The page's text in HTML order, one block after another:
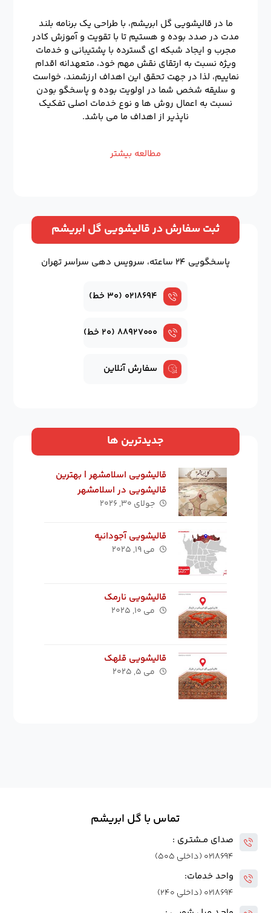
ما در قالیشویی گل ابریشم، با طراحی یک برنامه بلند
مدت در صدد بوده و هستیم تا با تقویت و آموزش کادر
مجرب و ایجاد شبکه ای گسترده با پشتیبانی و خدمات
ویژه نسبت به ارتقای نقش مهم خود، متعهدانه اقدام
نماییم، لذا در جهت تحقق این اهداف ارزشمند، خواست
و سلیقه شخص شما در اولویت بوده و پاسخگو بودن
نسبت به اعمال روش ها و نوع خدمات اصلی تفکیک
ناپذیر از اهداف ما می باشد.
مطالعه بیشتر
ثبت سفارش در قالیشویی گل ابریشم
پاسخگویی ۲۴ ساعته، سرویس دهی سراسر تهران
۰۲۱۸۶۹۴ (۳۰ خط)
۸۸۹۲۷۰۰۰ (۲۰ خط)
سفارش آنلاین
جدیدترین ها
قالیشویی اسلامشهر | بهترین
قالیشویی در اسلامشهر
جولای ۳۰, ۲۰۲۶
قالیشویی آجودانیه
می ۱۹, ۲۰۲۵
قالیشویی نارمک
می ۱۰, ۲۰۲۵
قالیشویی قلهک
می ۵, ۲۰۲۵
تماس با گل ابریشم
صدای مــشتـری :
۰۲۱۸۶۹۴ (داخلی ۵۰۵)
واحد خدمات:
۰۲۱۸۶۹۴ (داخلی ۲۴۰)